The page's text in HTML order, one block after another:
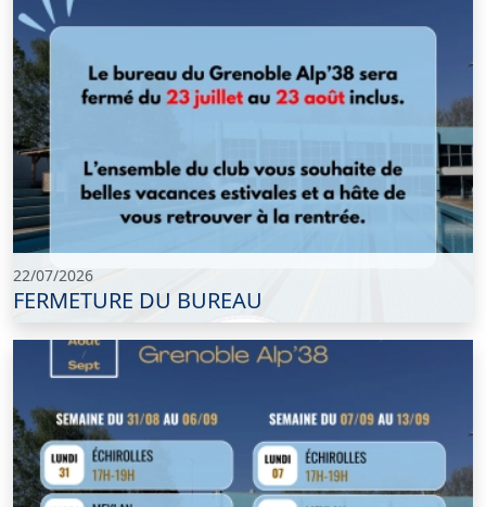
22/07/2026
FERMETURE DU BUREAU